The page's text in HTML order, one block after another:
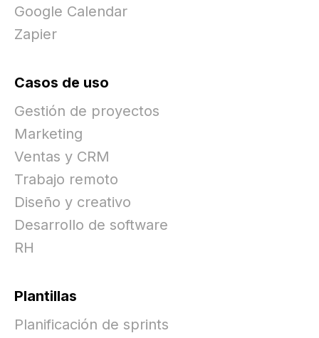
Google Calendar
Zapier
Casos de uso
Gestión de proyectos
Marketing
Ventas y CRM
Trabajo remoto
Diseño y creativo
Desarrollo de software
RH
Plantillas
Planificación de sprints